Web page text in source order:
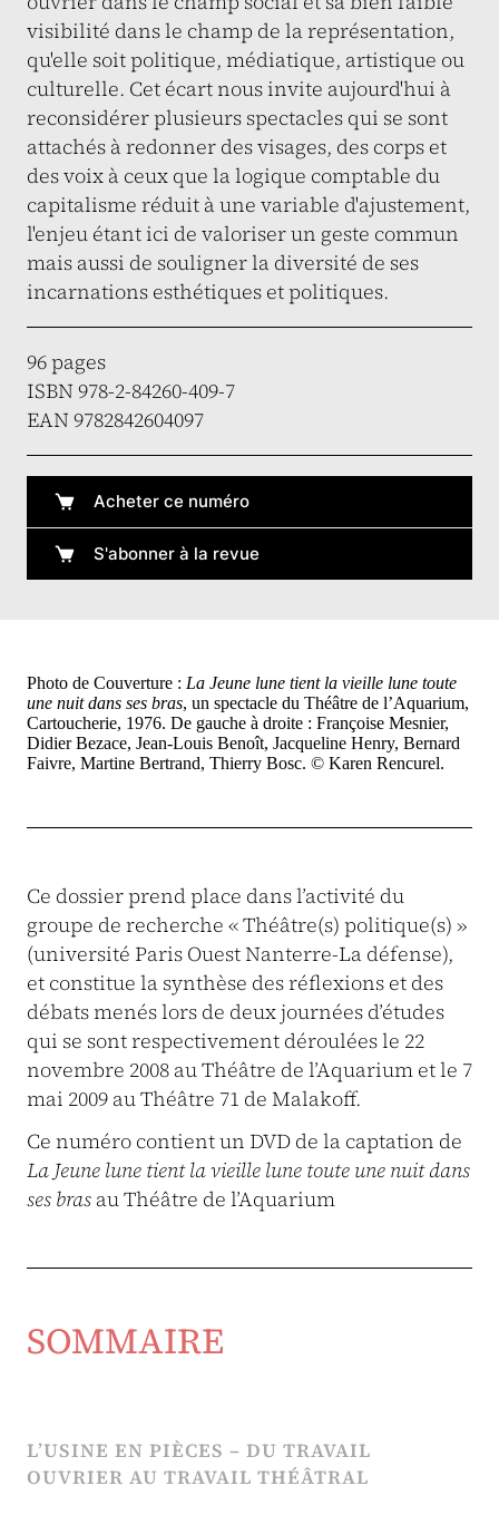
visibilité dans le champ de la représentation,
qu'elle soit politique, médiatique, artistique ou
culturelle. Cet écart nous invite aujourd'hui à
reconsidérer plusieurs spectacles qui se sont
attachés à redonner des visages, des corps et
des voix à ceux que la logique comptable du
capitalisme réduit à une variable d'ajustement,
l'enjeu étant ici de valoriser un geste commun
mais aussi de souligner la diversité de ses
incarnations esthétiques et politiques.
96 pages
ISBN 978-2-84260-409-7
EAN 9782842604097
Acheter ce numéro
S'abonner à la revue
Photo de Couverture : La Jeune lune tient la vieille lune toute
une nuit dans ses bras, un spectacle du Théâtre de l’Aquarium,
Cartoucherie, 1976. De gauche à droite : Françoise Mesnier,
Didier Bezace, Jean-Louis Benoît, Jacqueline Henry, Bernard
Faivre, Martine Bertrand, Thierry Bosc. © Karen Rencurel.
Ce dossier prend place dans l’activité du
groupe de recherche « Théâtre(s) politique(s) »
(université Paris Ouest Nanterre-La défense),
et constitue la synthèse des réflexions et des
débats menés lors de deux journées d’études
qui se sont respectivement déroulées le 22
novembre 2008 au Théâtre de l’Aquarium et le 7
mai 2009 au Théâtre 71 de Malakoff.
Ce numéro contient un DVD de la captation de
La Jeune lune tient la vieille lune toute une nuit dans
ses bras au Théâtre de l’Aquarium
SOMMAIRE
L’USINE EN PIÈCES – DU TRAVAIL
OUVRIER AU TRAVAIL THÉÂTRAL